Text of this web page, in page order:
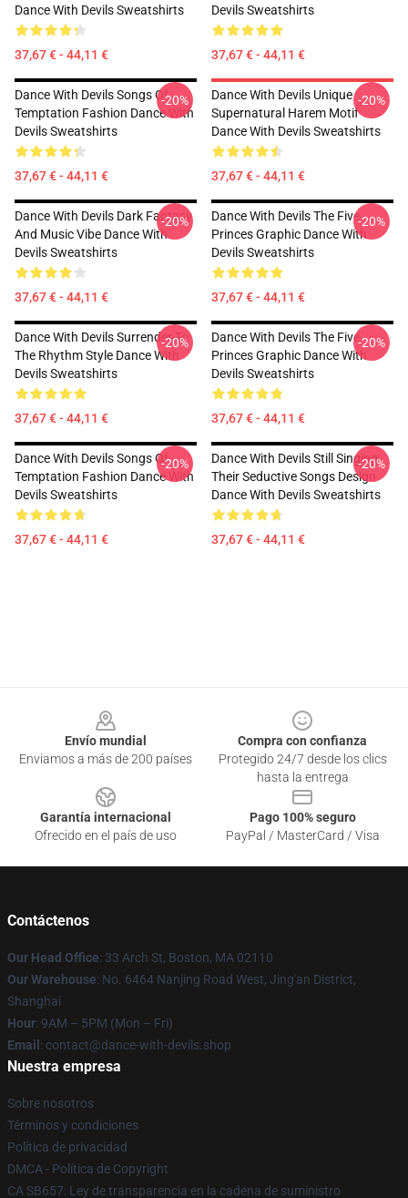
Dance With Devils Sweatshirts
37,67 € - 44,11 €
Devils Sweatshirts
37,67 € - 44,11 €
Dance With Devils Songs Of
Temptation Fashion Dance With
Devils Sweatshirts
37,67 € - 44,11 €
-20%
Dance With Devils Unique
Supernatural Harem Motif
Dance With Devils Sweatshirts
37,67 € - 44,11 €
-20%
Dance With Devils Dark Fantasy
And Music Vibe Dance With
Devils Sweatshirts
37,67 € - 44,11 €
-20%
Dance With Devils The Five
Princes Graphic Dance With
Devils Sweatshirts
37,67 € - 44,11 €
-20%
Dance With Devils Surrender To
The Rhythm Style Dance With
Devils Sweatshirts
37,67 € - 44,11 €
-20%
Dance With Devils The Five
Princes Graphic Dance With
Devils Sweatshirts
37,67 € - 44,11 €
-20%
Dance With Devils Songs Of
Temptation Fashion Dance With
Devils Sweatshirts
37,67 € - 44,11 €
-20%
Dance With Devils Still Singing
Their Seductive Songs Design
Dance With Devils Sweatshirts
37,67 € - 44,11 €
-20%
Envío mundial
Enviamos a más de 200 países
Compra con confianza
Protegido 24/7 desde los clics
hasta la entrega
Garantía internacional
Ofrecido en el país de uso
Pago 100% seguro
PayPal / MasterCard / Visa
Contáctenos
Our Head Office: 33 Arch St, Boston, MA 02110
Our Warehouse: No. 6464 Nanjing Road West, Jing'an District,
Shanghai
Hour: 9AM – 5PM (Mon – Fri)
Email : contact@dance-with-devils.shop
Nuestra empresa
Sobre nosotros
Términos y condiciones
Política de privacidad
DMCA - Política de Copyright
CA SB657: Ley de transparencia en la cadena de suministro